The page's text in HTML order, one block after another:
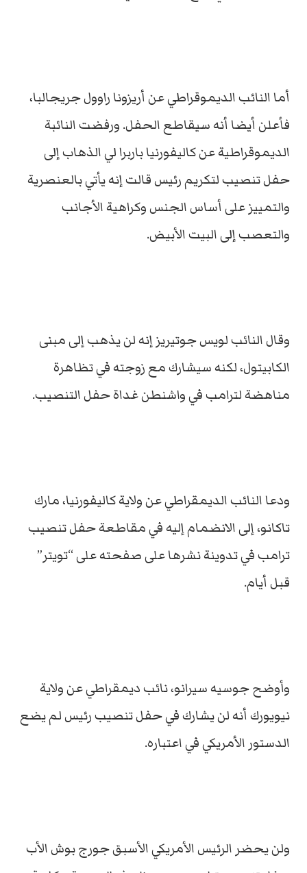
أما النائب الديموقراطي عن أريزونا راوول جريجالبا،
فأعلن أيضا أنه سيقاطع الحفل. ورفضت النائبة
الديموقراطية عن كاليفورنيا باربرا لي الذهاب إلى
حفل تنصيب لتكريم رئيس قالت إنه يأتي بالعنصرية
والتمييز على أساس الجنس وكراهية الأجانب
والتعصب إلى البيت الأبيض.
وقال النائب لويس جوتيريز إنه لن يذهب إلى مبنى
الكابيتول، لكنه سيشارك مع زوجته في تظاهرة
مناهضة لترامب في واشنطن غداة حفل التنصيب.
ودعا النائب الديمقراطي عن ولاية كاليفورنيا، مارك
تاكانو، إلى الانضمام إليه في مقاطعة حفل تنصيب
ترامب في تدوينة نشرها على صفحته على “تويتر”
قبل أيام.
وأوضح جوسيه سيرانو، نائب ديمقراطي عن ولاية
نيويورك أنه لن يشارك في حفل تنصيب رئيس لم يضع
الدستور الأمريكي في اعتباره.
ولن يحضر الرئيس الأمريكي الأسبق جورج بوش الأب